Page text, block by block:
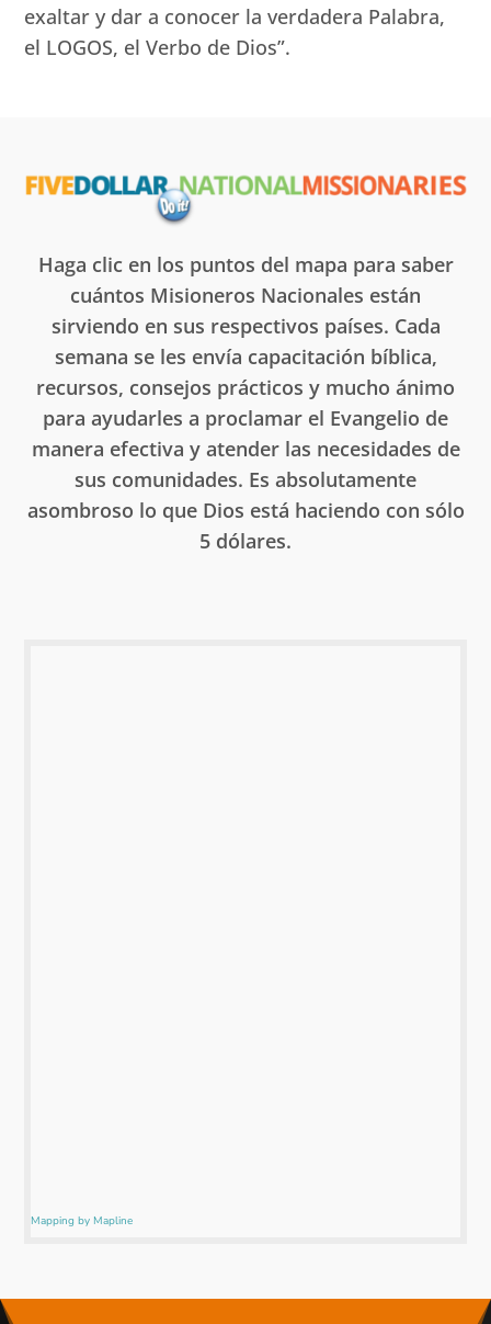
exaltar y dar a conocer la verdadera Palabra,
el LOGOS, el Verbo de Dios”.
Haga clic en los puntos del mapa para saber
cuántos Misioneros Nacionales están
sirviendo en sus respectivos países. Cada
semana se les envía capacitación bíblica,
recursos, consejos prácticos y mucho ánimo
para ayudarles a proclamar el Evangelio de
manera efectiva y atender las necesidades de
sus comunidades. Es absolutamente
asombroso lo que Dios está haciendo con sólo
5 dólares.
Mapping by Mapline